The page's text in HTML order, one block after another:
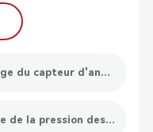
upper： Comprendre l'étalonnage du capteur d'angle de braquage sous 5 aspects
lower： Système de surveillance de la pression des pneus (TPMS) : tout ce que vous devez savoir